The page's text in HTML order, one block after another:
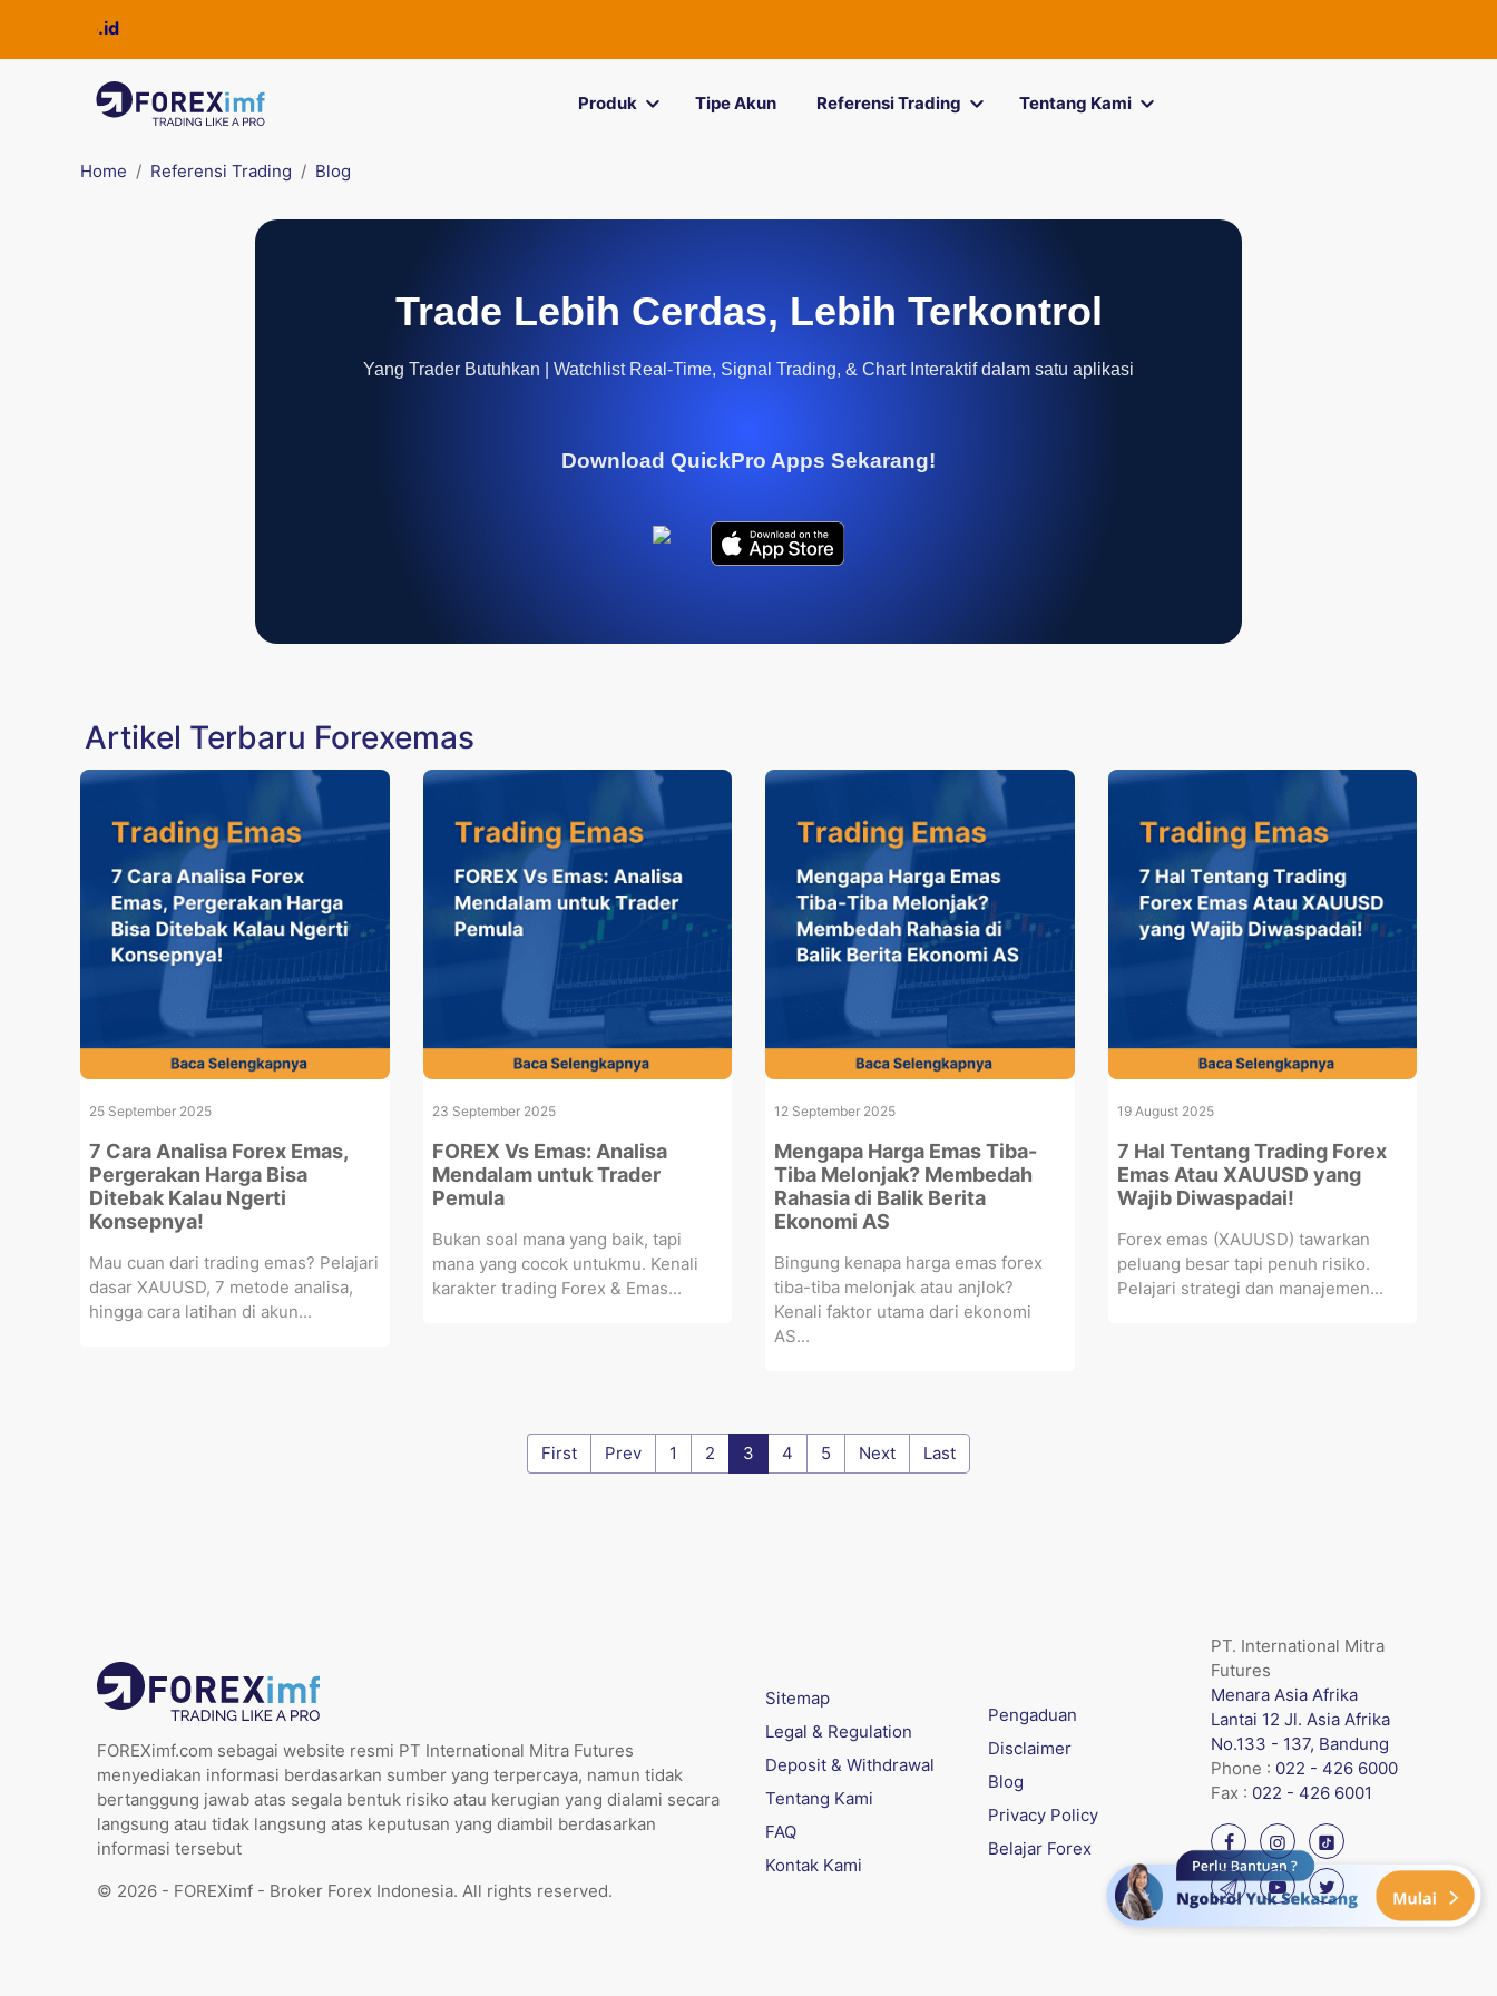
Produk Tipe Akun Referensi Trading Tentang Kami
Home Referensi Trading Blog
Trade Lebih Cerdas, Lebih Terkontrol
Yang Trader Butuhkan | Watchlist Real-Time, Signal Trading, & Chart Interaktif dalam satu aplikasi
Download QuickPro Apps Sekarang!
Artikel Terbaru Forexemas
25 September 2025
7 Cara Analisa Forex Emas,
Pergerakan Harga Bisa
Ditebak Kalau Ngerti
Konsepnya!
Mau cuan dari trading emas? Pelajari
dasar XAUUSD, 7 metode analisa,
hingga cara latihan di akun...
23 September 2025
FOREX Vs Emas: Analisa
Mendalam untuk Trader
Pemula
Bukan soal mana yang baik, tapi
mana yang cocok untukmu. Kenali
karakter trading Forex & Emas...
12 September 2025
Mengapa Harga Emas Tiba-
Tiba Melonjak? Membedah
Rahasia di Balik Berita
Ekonomi AS
Bingung kenapa harga emas forex
tiba-tiba melonjak atau anjlok?
Kenali faktor utama dari ekonomi
AS...
19 August 2025
7 Hal Tentang Trading Forex
Emas Atau XAUUSD yang
Wajib Diwaspadai!
Forex emas (XAUUSD) tawarkan
peluang besar tapi penuh risiko.
Pelajari strategi dan manajemen...
First Prev 1 2 3 4 5 Next Last
FOREXimf.com sebagai website resmi PT International Mitra Futures
menyediakan informasi berdasarkan sumber yang terpercaya, namun tidak
bertanggung jawab atas segala bentuk risiko atau kerugian yang dialami secara
langsung atau tidak langsung atas keputusan yang diambil berdasarkan
informasi tersebut
© 2026 - FOREXimf - Broker Forex Indonesia. All rights reserved.
Sitemap
Legal & Regulation
Deposit & Withdrawal
Tentang Kami
FAQ
Kontak Kami
Pengaduan
Disclaimer
Blog
Privacy Policy
Belajar Forex
PT. International Mitra
Futures
Menara Asia Afrika
Lantai 12 Jl. Asia Afrika
No.133 - 137, Bandung
Phone : 022 - 426 6000
Fax : 022 - 426 6001